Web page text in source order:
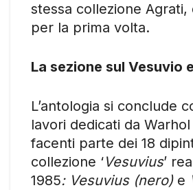
stessa collezione Agrati,
per la prima volta.
La sezione sul Vesuvio
L’antologia si conclude
lavori dedicati da Warhol
facenti parte dei 18
collezione ‘Vesuvius’
1985: Vesuvius (nero) e